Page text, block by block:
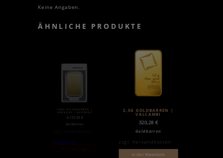
Keine Angaben.
ÄHNLICHE PRODUKTE
100G GOLDBARREN |
HERAEUS | GEPRÄGT
6.121,55 €
Goldbarren
Weiterlesen
Nicht auf Lager
2,5G GOLDBARREN |
VALCAMBI
320,28 €
Goldbarren
zzgl. Versandkosten
In den Warenkorb